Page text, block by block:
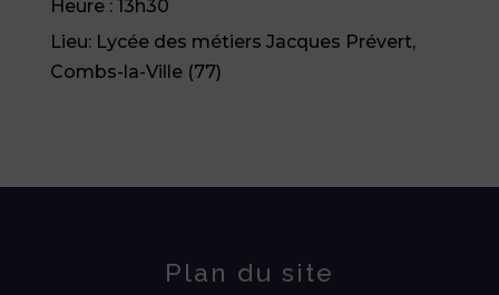
Heure : 13h30
Lieu: Lycée des métiers Jacques Prévert,
Combs-la-Ville (77)
Plan du site